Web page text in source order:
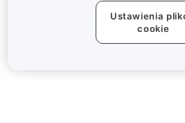
Ustawienia
cookie